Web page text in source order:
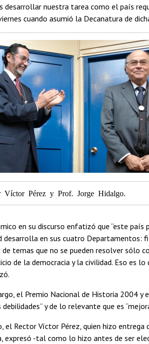
desarrollar nuestra tarea como el país
cuando asumió la Decanatura de
Víctor Pérez y Prof. Jorge Hidalgo.
en su discurso enfatizó que “este
desarrolla en sus cuatro Departamentos:
temas que no se pueden resolver sólo
de la democracia y la civilidad. Eso es
el Premio Nacional de Historia 2004
y de lo relevante que es
el Rector Víctor Pérez, quien hizo entrega
expresó -tal como lo hizo antes de ser